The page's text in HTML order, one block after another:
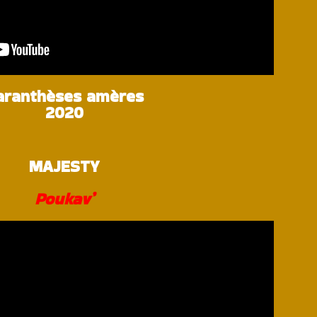
amères
2020
MAJESTY
Poukav’